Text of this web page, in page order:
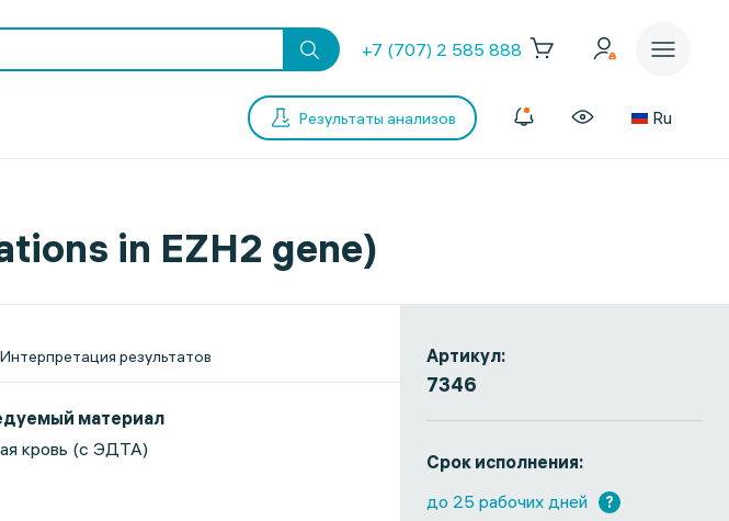
+7 (707) 2 585 888
Результаты анализов Ru
in EZH2 gene)
Артикул:
7346
Срок исполнения:
до 25 рабочих дней
?
Интерпретация результатов
материал
кровь (с ЭДТА)